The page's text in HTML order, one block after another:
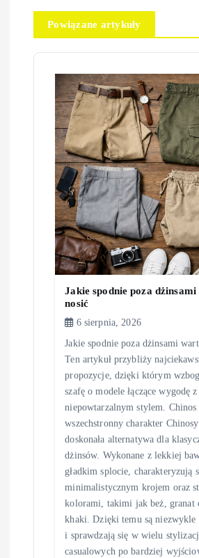
a
c
Powiązane artykuły
Jakie spodnie poza
nosić
6 sierpnia, 2026
Jakie spodnie poza dżinsami
Ten artykuł przybliży
propozycje, dzięki którym
szafę o modele łączące wygodę z
niepowtarzalnym stylem.
wszechstronny charakter
doskonała alternatywa dla
dżinsów. Wykonane z lekkiej
gładkim splocie, charakteryzują
minimalistycznym krojem oraz
kolorami, takimi jak beż, granat
khaki. Dzięki temu są niezwykle
i sprawdzają się w wielu
casualowych po bardziej